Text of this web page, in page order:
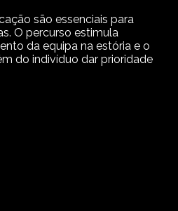
são essenciais para
O percurso estimula
da equipa na estória e o
do indivíduo dar prioridade